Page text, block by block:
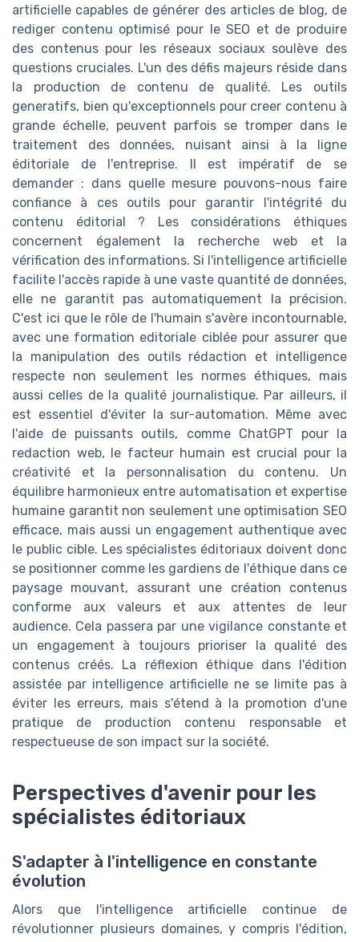
artificielle capables de générer des articles de blog, de
rediger contenu optimisé pour le SEO et de produire
des contenus pour les réseaux sociaux soulève des
questions cruciales. L'un des défis majeurs réside dans
la production de contenu de qualité. Les outils
generatifs, bien qu'exceptionnels pour creer contenu à
grande échelle, peuvent parfois se tromper dans le
traitement des données, nuisant ainsi à la ligne
éditoriale de l'entreprise. Il est impératif de se
demander : dans quelle mesure pouvons-nous faire
confiance à ces outils pour garantir l'intégrité du
contenu éditorial ? Les considérations éthiques
concernent également la recherche web et la
vérification des informations. Si l'intelligence artificielle
facilite l'accès rapide à une vaste quantité de données,
elle ne garantit pas automatiquement la précision.
C'est ici que le rôle de l'humain s'avère incontournable,
avec une formation editoriale ciblée pour assurer que
la manipulation des outils rédaction et intelligence
respecte non seulement les normes éthiques, mais
aussi celles de la qualité journalistique. Par ailleurs, il
est essentiel d'éviter la sur-automation. Même avec
l'aide de puissants outils, comme ChatGPT pour la
redaction web, le facteur humain est crucial pour la
créativité et la personnalisation du contenu. Un
équilibre harmonieux entre automatisation et expertise
humaine garantit non seulement une optimisation SEO
efficace, mais aussi un engagement authentique avec
le public cible. Les spécialistes éditoriaux doivent donc
se positionner comme les gardiens de l'éthique dans ce
paysage mouvant, assurant une création contenus
conforme aux valeurs et aux attentes de leur
audience. Cela passera par une vigilance constante et
un engagement à toujours prioriser la qualité des
contenus créés. La réflexion éthique dans l'édition
assistée par intelligence artificielle ne se limite pas à
éviter les erreurs, mais s'étend à la promotion d'une
pratique de production contenu responsable et
respectueuse de son impact sur la société.
Perspectives d'avenir pour les
spécialistes éditoriaux
S'adapter à l'intelligence en constante
évolution
Alors que l'intelligence artificielle continue de
révolutionner plusieurs domaines, y compris l'édition,